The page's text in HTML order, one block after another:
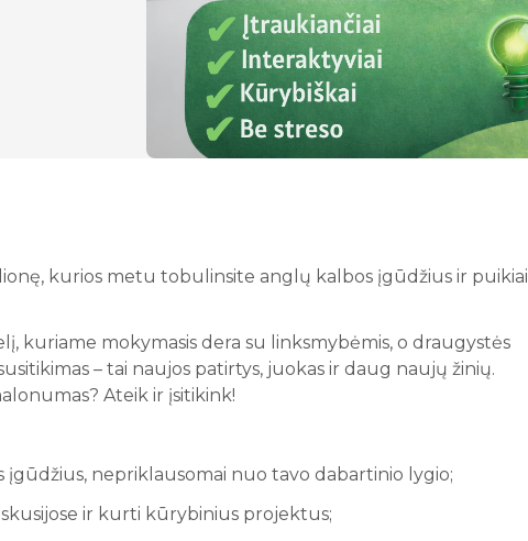
kurios metu tobulinsite anglų kalbos įgūdžius ir puikiai
kuriame mokymasis dera su linksmybėmis, o draugystės
– tai naujos patirtys, juokas ir daug naujų žinių.
Ateik ir įsitikink!
nepriklausomai nuo tavo dabartinio lygio;
ir kurti kūrybinius projektus;